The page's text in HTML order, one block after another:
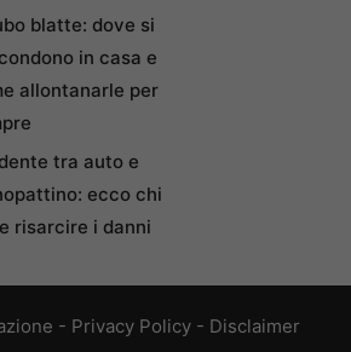
blatte: dove si
in casa e
allontanarle per
tra auto e
ecco chi
risarcire i danni
- Privacy Policy - Disclaimer